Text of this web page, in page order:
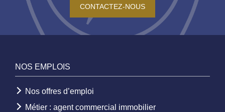
CONTACTEZ-NOUS
NOS EMPLOIS
Nos offres d’emploi
Métier : agent commercial immobilier